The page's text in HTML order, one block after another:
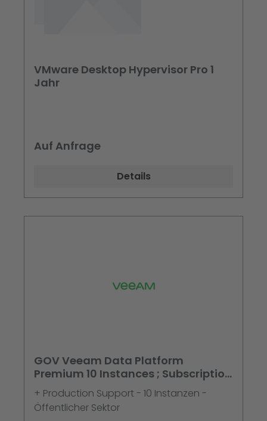
VMware Desktop Hypervisor Pro 1
Jahr
Auf Anfrage
Details
GOV Veeam Data Platform
Premium 10 Instances ; Subscription
Upfront Billing - Ne
+ Production Support - 10 Instanzen -
Öffentlicher Sektor